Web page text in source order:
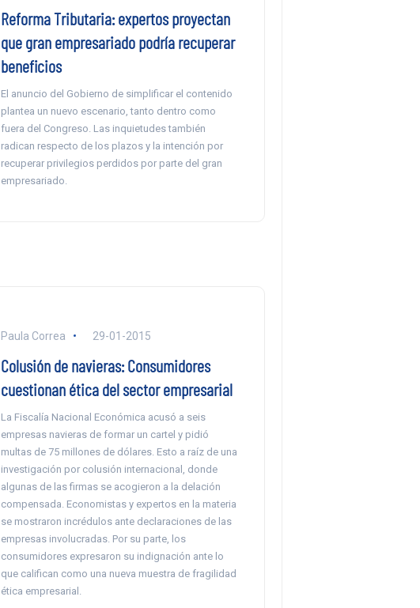
Reforma Tributaria: expertos proyectan
que gran empresariado podría recuperar
beneficios
El anuncio del Gobierno de simplificar el contenido
plantea un nuevo escenario, tanto dentro como
fuera del Congreso. Las inquietudes también
radican respecto de los plazos y la intención por
recuperar privilegios perdidos por parte del gran
empresariado.
Paula Correa 29-01-2015
Colusión de navieras: Consumidores
cuestionan ética del sector empresarial
La Fiscalía Nacional Económica acusó a seis
empresas navieras de formar un cartel y pidió
multas de 75 millones de dólares. Esto a raíz de una
investigación por colusión internacional, donde
algunas de las firmas se acogieron a la delación
compensada. Economistas y expertos en la materia
se mostraron incrédulos ante declaraciones de las
empresas involucradas. Por su parte, los
consumidores expresaron su indignación ante lo
que califican como una nueva muestra de fragilidad
ética empresarial.